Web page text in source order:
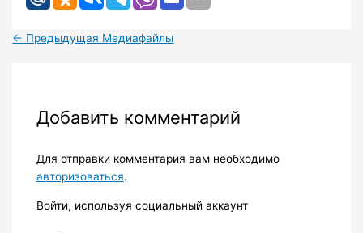
← Предыдущая Медиафайлы
Добавить комментарий
Для отправки комментария вам необходимо
авторизоваться.
Войти, используя социальный аккаунт